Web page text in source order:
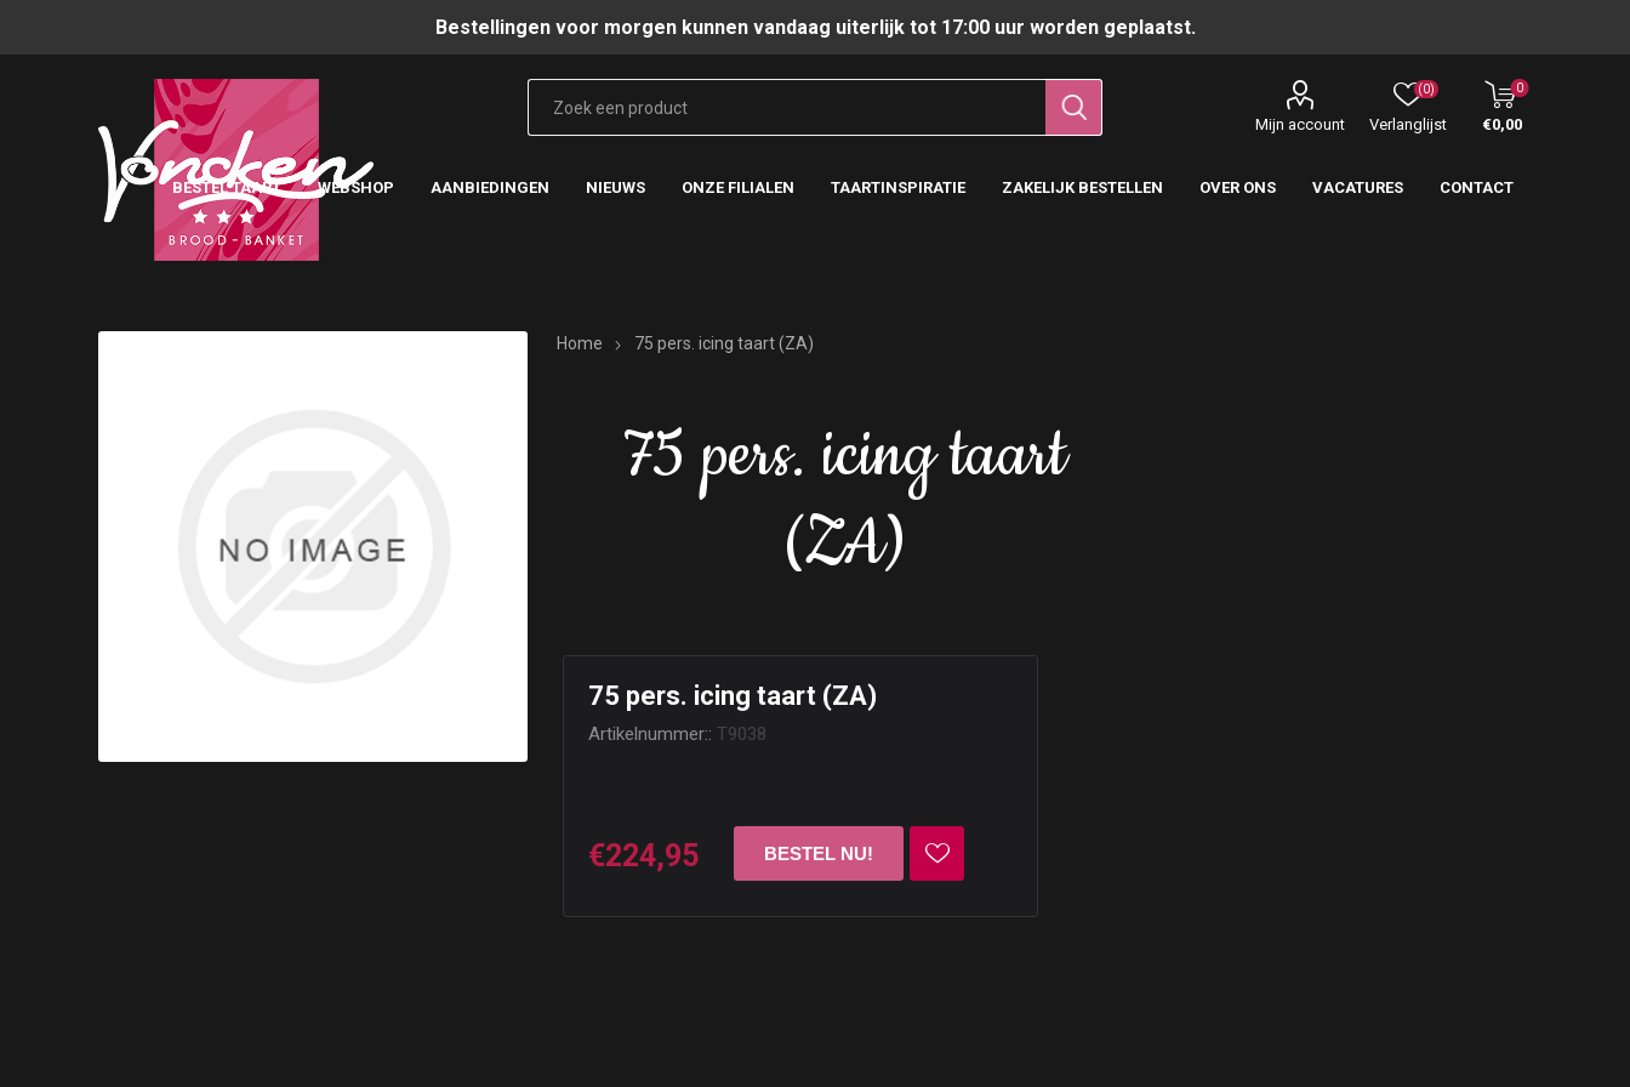
Bestellingen voor morgen kunnen vandaag uiterlijk tot 17:00 uur worden geplaatst.
Mijn account Verlanglijst
(0) 0
€0,00
BESTEL TAART WEBSHOP AANBIEDINGEN NIEUWS ONZE FILIALEN TAARTINSPIRATIE ZAKELIJK BESTELLEN OVER ONS VACATURES CONTACT
Home 75 pers. icing taart (ZA)
75 pers. icing taart
(ZA)
75 pers. icing taart (ZA)
Artikelnummer:: T9038
€224,95